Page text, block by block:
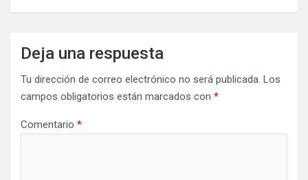
Deja una respuesta
Tu dirección de correo electrónico no será publicada. Los
campos obligatorios están marcados con *
Comentario *